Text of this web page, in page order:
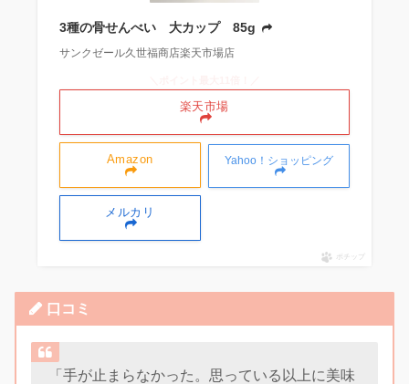
3種の骨せんべい 大カップ 85g
サンクゼール久世福商店楽天市場店
Amazon
楽天市場
Yahoo！ショッピング
メルカリ
ポチップ
口コミ
「手が止まらなかった。思っている以上に美味